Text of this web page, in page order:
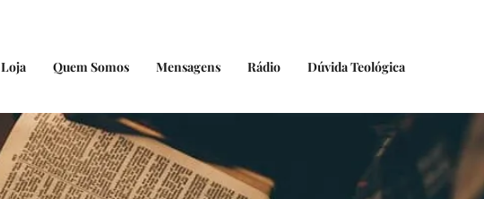
Loja Quem Somos Mensagens Rádio Dúvida Teológica